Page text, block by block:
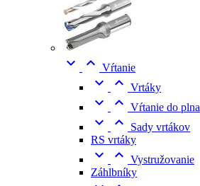
  Vŕtanie
  Vrtáky
  Vŕtanie do plna
 
Sady vrtákov
RS vrtáky
  Vystružovanie
Záhlbníky